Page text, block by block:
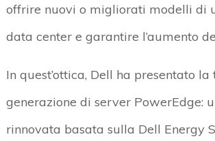
offrire nuovi o migliorati modelli di
data center e garantire l’aumento
In quest’ottica, Dell ha presentato
generazione di server PowerEdge:
rinnovata basata sulla Dell Energy